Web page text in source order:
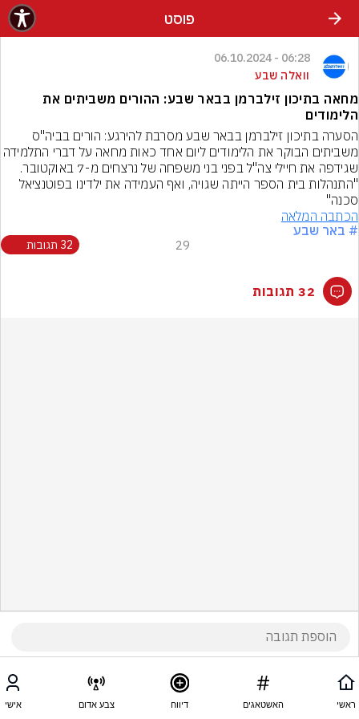
פוסט
06:28 - 06.10.2024
וואלה שבע
מחאה בתיכון זילברמן בבאר שבע: ההורים משביתים את
הלימודים
סכנה"
הכתבה המלאה
# באר שבע
29 32 תגובות
32 תגובות
ראשי האשטאגים דיווח צבע אדום אישי